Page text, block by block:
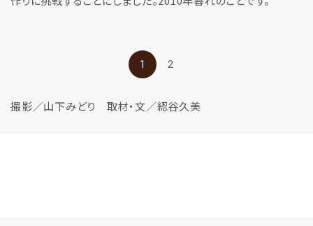
1 2
撮影／山下みどり 取材・文／綛谷久美